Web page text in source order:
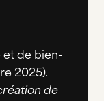
et de bien-
2025).
de